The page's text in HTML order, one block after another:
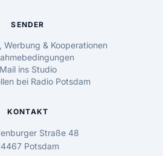
SENDER
Werbung & Kooperationen
Mail ins Studio
bei Radio Potsdam
KONTAKT
Straße 48
Potsdam